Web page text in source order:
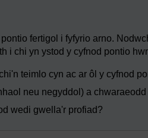
fertigol i fyfyrio arno.
i chi yn ystod y cyfnod pontio
teimlo cyn ac ar ôl y cyfnod
neu negyddol) a
wedi gwella'r profiad?